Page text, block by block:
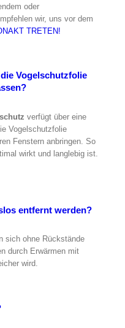
oder
wir, uns vor dem
TRETEN!
Vogelschutzfolie
verfügt über eine
Vogelschutzfolie
Fenstern anbringen. So
wirkt und langlebig ist.
entfernt werden?
sich ohne Rückstände
durch Erwärmen mit
wird.